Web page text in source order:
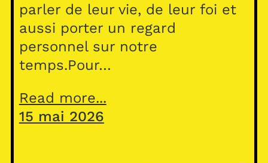
parler de leur vie, de leur foi et
aussi porter un regard
personnel sur notre
temps.Pour…
Read more...
15 mai 2026